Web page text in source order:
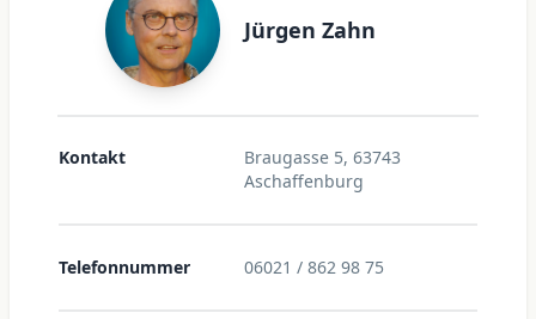
Jürgen Zahn
Kontakt
Braugasse 5, 63743
Aschaffenburg
Telefonnummer 06021 / 862 98 75